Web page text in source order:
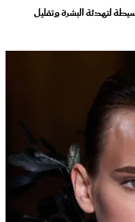
لتهدئة البشرة وتقليل